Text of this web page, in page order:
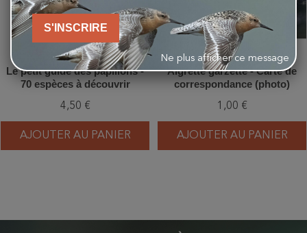
Le petit guide des papillons -
70 espèces à découvrir
4,50 €
AJOUTER AU PANIER
Aigrette garzette - Carte de
correspondance (photo)
1,00 €
AJOUTER AU PANIER
S'INSCRIRE
Ne plus afficher ce message